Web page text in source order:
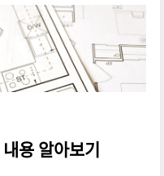
용 알아보기